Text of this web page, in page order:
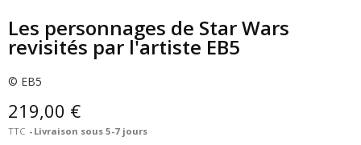
Les personnages de Star Wars
revisités par l'artiste EB5
© EB5
219,00 €
TTC Livraison sous 5-7 jours